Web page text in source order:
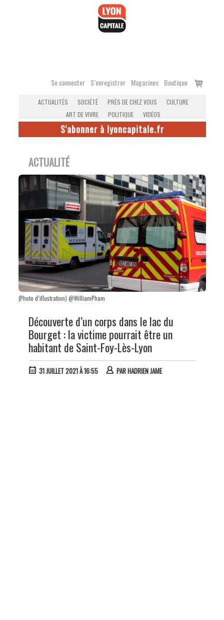
Se connecter S’enregistrer Magazines Boutique
Voir
ACTUALITÉS SOCIÉTÉ PRÈS DE CHEZ VOUS
CULTURE
ART DE VIVRE
POLITIQUE VIDÉOS
S'abonner à lyoncapitale.fr
ACTUALITÉ
(Photo d’illustration) @WilliamPham
Découverte d’un corps dans le lac du
Bourget : la victime pourrait être un
habitant de Saint-Foy-Lès-Lyon
31 JUILLET 2021 À 16:55 PARHADRIEN JAME